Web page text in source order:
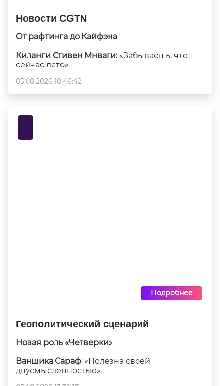
Новости CGTN
От рафтинга до Кайфэна
Киланги Стивен Мнваги: «Забываешь, что
сейчас лето»
05.08.2026 18:46:42
Подробнее
Геополитический сценарий
Новая роль «Четверки»
Ваншика Сараф:«Полезна своей
двусмысленностью»